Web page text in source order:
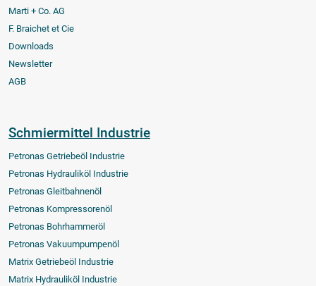
Marti + Co. AG
F. Braichet et Cie
Downloads
Newsletter
AGB
Schmiermittel Industrie
Petronas Getriebeöl Industrie
Petronas Hydrauliköl Industrie
Petronas Gleitbahnenöl
Petronas Kompressorenöl
Petronas Bohrhammeröl
Petronas Vakuumpumpenöl
Matrix Getriebeöl Industrie
Matrix Hydrauliköl Industrie